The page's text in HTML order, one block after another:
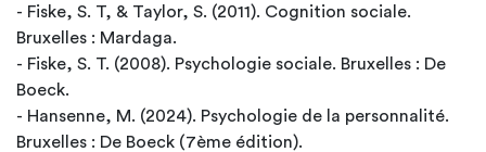
- Fiske, S. T, & Taylor, S. (2011). Cognition sociale.
Bruxelles : Mardaga.
- Fiske, S. T. (2008). Psychologie sociale. Bruxelles : De
Boeck.
- Hansenne, M. (2024). Psychologie de la personnalité.
Bruxelles : De Boeck (7ème édition).